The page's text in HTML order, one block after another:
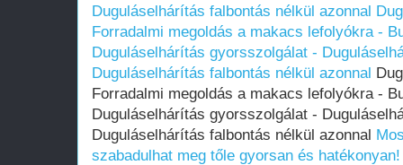
Duguláselhárítás falbontás nélkül azonnal
Forradalmi megoldás a makacs lefolyókra -
Duguláselhárítás gyorsszolgálat -
Duguláselhárítás falbontás nélkül azonnal
Forradalmi megoldás a makacs lefolyókra -
Duguláselhárítás gyorsszolgálat -
Duguláselhárítás falbontás nélkül azonnal
szabadulhat meg tőle gyorsan és